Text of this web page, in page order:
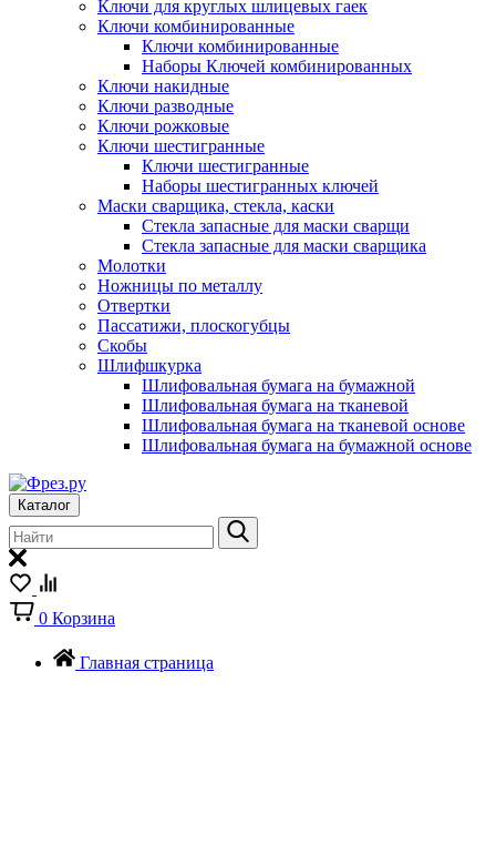
Ключи для круглых шлицевых гаек
Ключи комбинированные
Ключи комбинированные
Наборы Ключей комбинированных
Ключи накидные
Ключи разводные
Ключи рожковые
Ключи шестигранные
Ключи шестигранные
Наборы шестигранных ключей
Маски сварщика, стекла, каски
Стекла запасные для маски сварщи
Стекла запасные для маски сварщика
Молотки
Ножницы по металлу
Отвертки
Пассатижи, плоскогубцы
Скобы
Шлифшкурка
Шлифовальная бумага на бумажной
Шлифовальная бумага на тканевой
Шлифовальная бумага на тканевой основе
Шлифовальная бумага на бумажной основе
Каталог
0 Корзина
Главная страница